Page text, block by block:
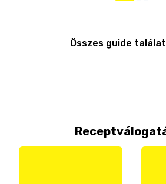
Összes guide találat